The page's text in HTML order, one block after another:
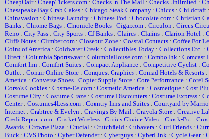
CheapOair: CheapTickets.com : Checks In The Mail : Checks Unlimited :
Chesapeake Bay Crab Cakes : Chicago Steak Company : Chicos : Childcraft :
Chinavasion : Chinese Laundry : Chinese Pod : Chocolate.com : Christian
Banks : Chrome Bags : Chronicle Books : Cigar.com : Circulon : Circus
Reno : City Pass : City Sports : CJ Banks : Claires : Clarins : Clarion Hotel :
Cliffs Notes : Climber.com : Closeout Zone : Coastal Contacts : Coffee For
Coins of America : Coldwater Creek : Collectibles Today : Collections Etc. :
Direct : Columbia Sportswear: ColumbiaHouse.com : Combo Ink : Comcast
Comfort Inn : Comfort Suites : Compact Appliance : Competitive Cyclist :
Outlet : Conair Online Store : Conquest Graphics : Conrad Hotels & Resorts :
America : Converse Shoes : Copier Supply Store : Core Performance : Corel
Corso's Cookies : Cosme-De.com : Cosmetic America : Cosmetique : Cost
Costume City : Costume Craze : Costume Discounters : Costume Express :
Center: Costumes4Less.com : Country Inns and Suites : Courtyard by
Internet : Crabtree & Evelyn : Cravings By Mail : Crayola Store : Creative
CreditReport.com : Cricket Wireless : Critics Choice Video : Crock-Pot :
Awards : Crowne Plaza : Crucial : Crutchfield : Cubavera : Curl Friends :
Buck : CVS Photo : Cyber Defender: Cyberguys : CyberLink : Cycle Gear: